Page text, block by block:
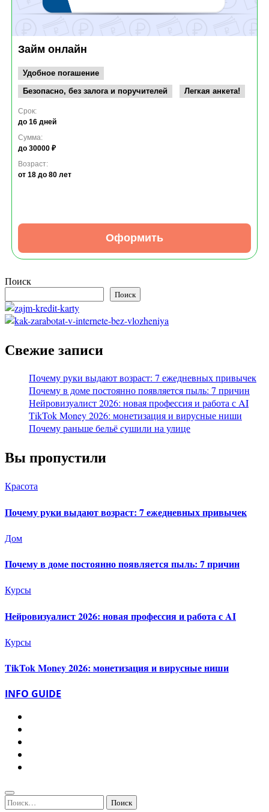
Займ онлайн
Удобное погашение
Безопасно, без залога и поручителей
Легкая анкета!
Срок:
до 16 дней
Сумма:
до 30000 ₽
Возраст:
от 18 до 80 лет
Оформить
Поиск
Поиск
Свежие записи
Почему руки выдают возраст: 7 ежедневных привычек
Почему в доме постоянно появляется пыль: 7 причин
Нейровизуалист 2026: новая профессия и работа с AI
TikTok Money 2026: монетизация и вирусные ниши
Почему раньше бельё сушили на улице
Вы пропустили
Красота
Почему руки выдают возраст: 7 ежедневных привычек
Дом
Почему в доме постоянно появляется пыль: 7 причин
Курсы
Нейровизуалист 2026: новая профессия и работа с AI
Курсы
TikTok Money 2026: монетизация и вирусные ниши
INFO GUIDE
Найти: